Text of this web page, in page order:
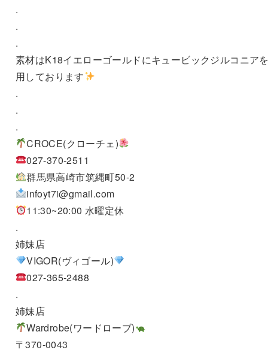
.
.
.
素材はK18イエローゴールドにキュービックジルコニア
用しております
.
.
.
CROCE(クローチェ)
027-370-2511
群馬県高崎市筑縄町50-2
infoyt7i@gmail.com
11:30~20:00 水曜定休
.
姉妹店
VIGOR(ヴィゴール)
027-365-2488
.
姉妹店
Wardrobe(ワードローブ)
〒370-0043